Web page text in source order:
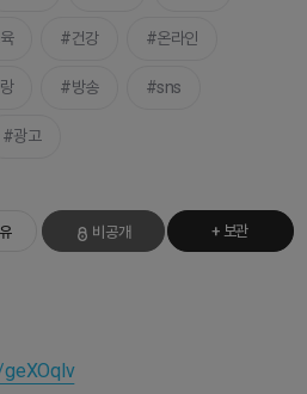
건강 온라인
방송 sns
광고
비공개 + 보관